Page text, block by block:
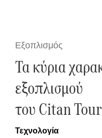
Εξοπλισμός
Τα κύρια
εξοπλισμού
του Citan
Τεχνολογία